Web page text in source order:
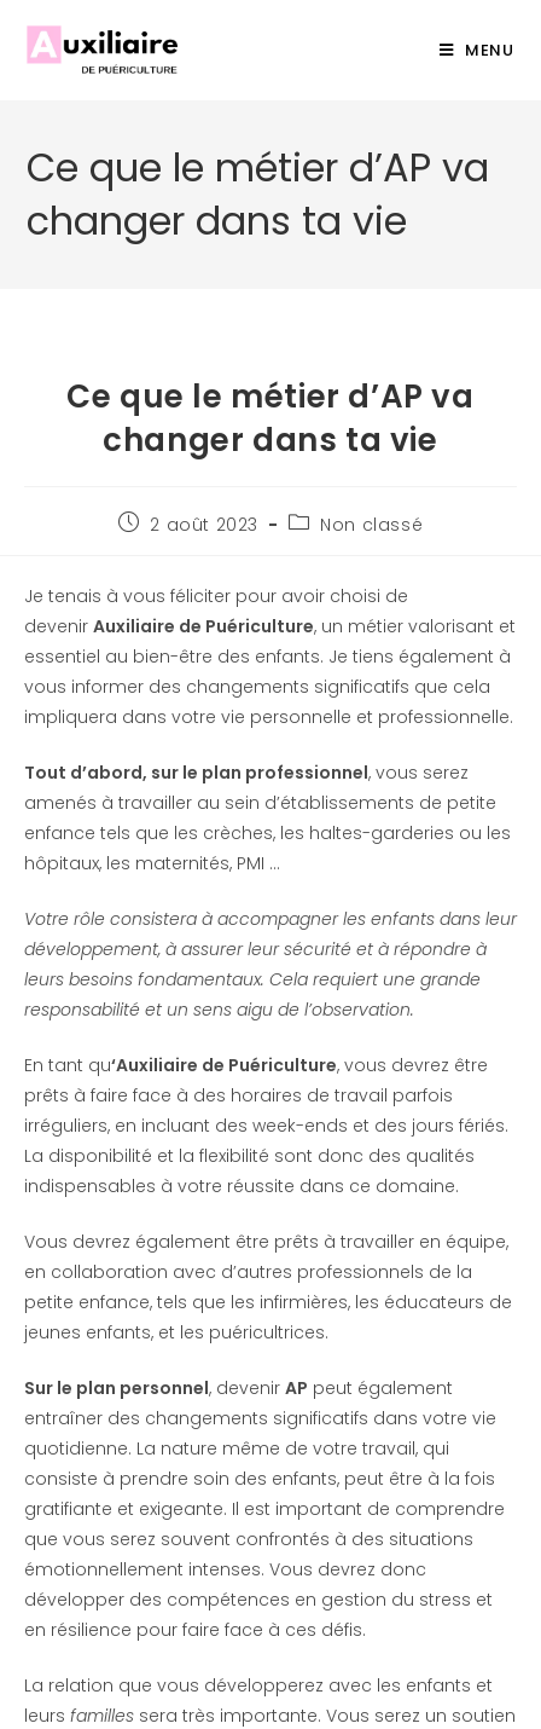
MENU
Ce que le métier d’AP va
changer dans ta vie
Ce que le métier d’AP va
changer dans ta vie
2 août 2023 Non classé
Je tenais à vous féliciter pour avoir choisi de
devenir Auxiliaire de Puériculture, un métier valorisant et
essentiel au bien-être des enfants. Je tiens également à
vous informer des changements significatifs que cela
impliquera dans votre vie personnelle et professionnelle.
Tout d’abord, sur le plan professionnel, vous serez
amenés à travailler au sein d’établissements de petite
enfance tels que les crèches, les haltes-garderies ou les
hôpitaux, les maternités, PMI …
Votre rôle consistera à accompagner les enfants dans leur
développement, à assurer leur sécurité et à répondre à
leurs besoins fondamentaux. Cela requiert une grande
responsabilité et un sens aigu de l’observation.
En tant qu‘Auxiliaire de Puériculture, vous devrez être
prêts à faire face à des horaires de travail parfois
irréguliers, en incluant des week-ends et des jours fériés.
La disponibilité et la flexibilité sont donc des qualités
indispensables à votre réussite dans ce domaine.
Vous devrez également être prêts à travailler en équipe,
en collaboration avec d’autres professionnels de la
petite enfance, tels que les infirmières, les éducateurs de
jeunes enfants, et les puéricultrices.
Sur le plan personnel, devenir AP peut également
entraîner des changements significatifs dans votre vie
quotidienne. La nature même de votre travail, qui
consiste à prendre soin des enfants, peut être à la fois
gratifiante et exigeante. Il est important de comprendre
que vous serez souvent confrontés à des situations
émotionnellement intenses. Vous devrez donc
développer des compétences en gestion du stress et
en résilience pour faire face à ces défis.
La relation que vous développerez avec les enfants et
leurs familles sera très importante. Vous serez un soutien